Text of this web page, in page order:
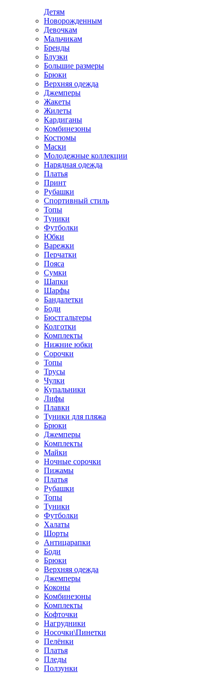
Детям
Новорожденным
Девочкам
Мальчикам
Бренды
Блузки
Большие размеры
Брюки
Верхняя одежда
Джемперы
Жакеты
Жилеты
Кардиганы
Комбинезоны
Костюмы
Маски
Молодежные коллекции
Нарядная одежда
Платья
Принт
Рубашки
Спортивный стиль
Топы
Туники
Футболки
Юбки
Варежки
Перчатки
Пояса
Сумки
Шапки
Шарфы
Бандалетки
Боди
Бюстгальтеры
Колготки
Комплекты
Нижние юбки
Сорочки
Топы
Трусы
Чулки
Купальники
Лифы
Плавки
Туники для пляжа
Брюки
Джемперы
Комплекты
Майки
Ночные сорочки
Пижамы
Платья
Рубашки
Топы
Туники
Футболки
Халаты
Шорты
Антицарапки
Боди
Брюки
Верхняя одежда
Джемперы
Коконы
Комбинезоны
Комплекты
Кофточки
Нагрудники
Носочки\Пинетки
Пелёнки
Платья
Пледы
Ползунки